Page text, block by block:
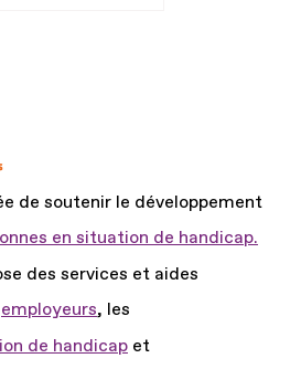
de soutenir le développement
en situation de handicap.
des services et aides
employeurs, les
de handicap et